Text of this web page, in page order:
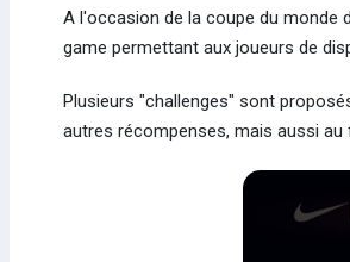
A l'occasion de la coupe du monde
game permettant aux joueurs de
Plusieurs "challenges" sont
autres récompenses, mais aussi au